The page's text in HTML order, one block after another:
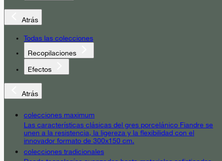
Atrás
Todas las colecciones
Recopilaciones
Efectos
Atrás
colecciones maximum
Las características clásicas del gres porcelánico Fiandre se
unen a la resistencia, la ligereza y la flexibilidad con el
innovador formato de 300x150 cm.
colecciones tradicionales